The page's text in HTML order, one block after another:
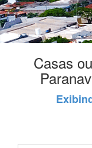
Casas